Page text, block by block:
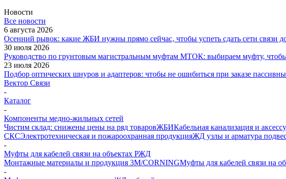
Новости
Все новости
6 августа 2026
Осенний рывок: какие ЖБИ нужны прямо сейчас, чтобы успеть сдать сети связи
30 июля 2026
Руководство по грунтовым магистральным муфтам МТОК: выбираем муфту,
23 июля 2026
Подбор оптических шнуров и адаптеров: чтобы не ошибиться при заказе
Вектор Связи
-
Каталог
-
Компоненты медно-жильных сетей
Чистим склад: снижены цены на ряд товаровЖБИКабельная канализация и
СКСЭлектротехническая и пожароохранная продукцияЖД узлы и арматура
-
Муфты для кабелей связи на объектах РЖД
Монтажные материалы и продукция 3M/CORNINGМуфты для кабелей связи на
-